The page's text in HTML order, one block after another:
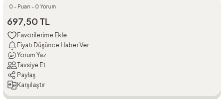
0 - Puan - 0 Yorum
697,50 TL
Fiyatı Düşünce Haber Ver
Yorum Yaz
Tavsiye Et
Paylaş
Karşılaştır